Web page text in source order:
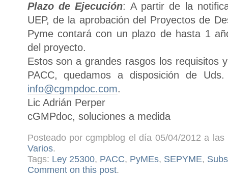
Plazo de Ejecución: A partir de la
UEP, de la aprobación del Proyectos de
Pyme contará con un plazo de hasta 1
del proyecto.
Estos son a grandes rasgos los requisitos
PACC, quedamos a disposición de
info@cgmpdoc.com.
Lic Adrián Perper
cGMPdoc, soluciones a medida
Posteado por cgmpblog el día 05/04/2012 a
Varios.
Tags: Ley 25300, PACC, PyMEs, SEPYME,
Comment on this post.